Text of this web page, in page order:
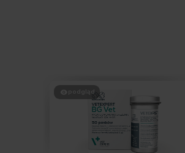
podgląd